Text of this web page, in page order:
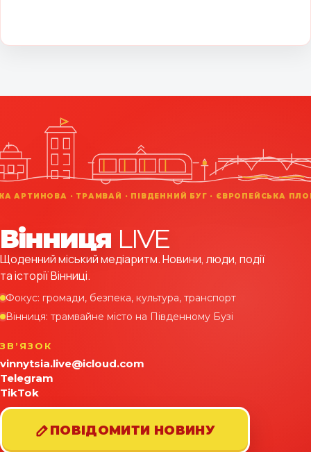
Вінниця LIVE
Щоденний міський медіаритм. Новини, люди, події
та історії Вінниці.
Фокус: громади, безпека, культура, транспорт
Вінниця: трамвайне місто на Південному Бузі
ЗВʼЯЗОК
vinnytsia.live@icloud.com
Telegram
TikTok
ПОВІДОМИТИ НОВИНУ